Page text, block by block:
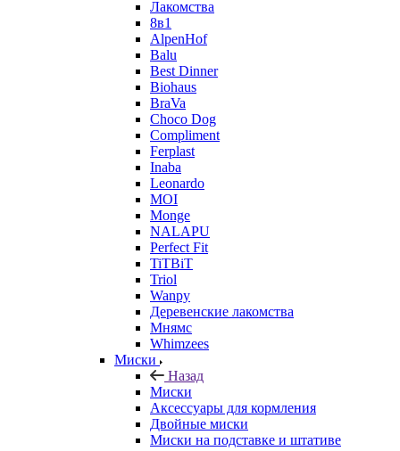
Лакомства
8в1
AlpenHof
Balu
Best Dinner
Biohaus
BraVa
Choco Dog
Compliment
Ferplast
Inaba
Leonardo
MOI
Monge
NALAPU
Perfect Fit
TiTBiT
Triol
Wanpy
Деревенские лакомства
Мнямс
Whimzees
Миски
Назад
Миски
Аксессуары для кормления
Двойные миски
Миски на подставке и штативе